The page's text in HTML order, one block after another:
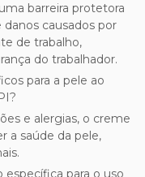
causados por
de trabalho,
do trabalhador.
a saúde da pele,